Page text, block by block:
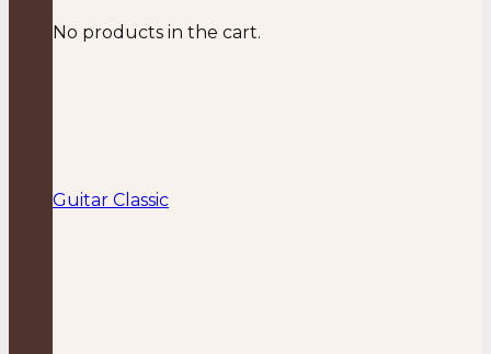
No products in the cart.
Guitar Classic